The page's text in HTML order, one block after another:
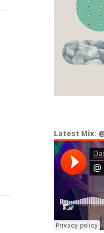
Latest Mix: